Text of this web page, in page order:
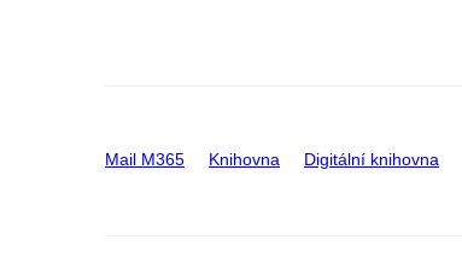
Mail M365 Knihovna Digitální knihovna